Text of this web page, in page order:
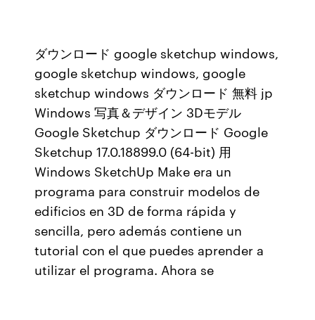
ダウンロード google sketchup windows,
google sketchup windows, google
sketchup windows ダウンロード 無料 jp
Windows 写真＆デザイン 3Dモデル
Google Sketchup ダウンロード Google
Sketchup 17.0.18899.0 (64-bit) 用
Windows SketchUp Make era un
programa para construir modelos de
edificios en 3D de forma rápida y
sencilla, pero además contiene un
tutorial con el que puedes aprender a
utilizar el programa. Ahora se